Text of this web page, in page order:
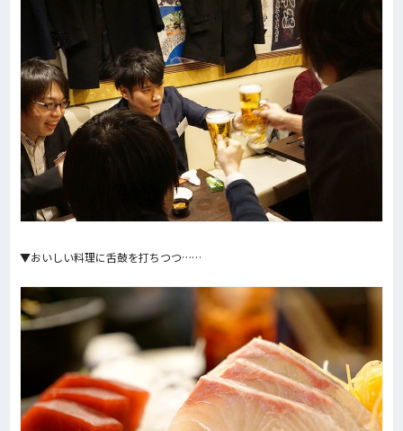
▼おいしい料理に舌鼓を打ちつつ……